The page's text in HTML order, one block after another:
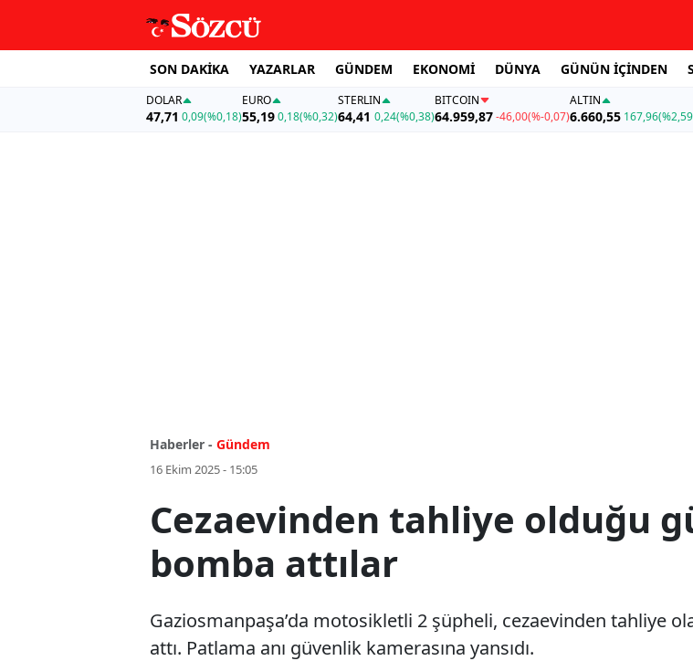
SON DAKİKA YAZARLAR GÜNDEM EKONOMİ DÜNYA GÜNÜN İÇİNDEN
DOLAR
47,71 0,09(%0,18)
EURO
55,19 0,18(%0,32)
STERLIN
64,41 0,24(%0,38)
BITCOIN
64.959,87-46,00(%-0,07)
ALTIN
6.660,55 167,96
Haberler - Gündem
16 Ekim 2025 - 15:05
Cezaevinden tahliye olduğu
bomba attılar
Gaziosmanpaşa’da motosikletli 2 şüpheli, cezaevinden tahliye
attı. Patlama anı güvenlik kamerasına yansıdı.